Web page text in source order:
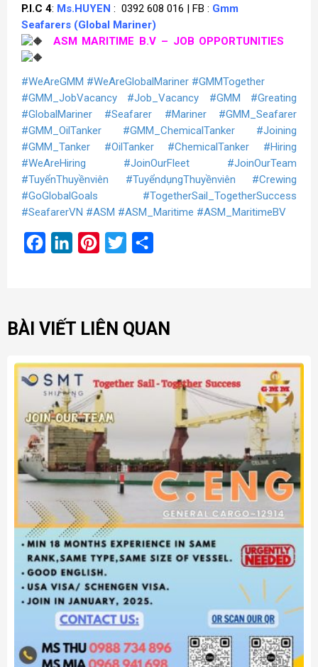
P.I.C 4: Ms.HUYEN : 0392 608 016 | FB : Gmm
Seafarers (Global Mariner)
ASM MARITIME B.V – JOB OPPORTUNITIES
#WeAreGMM #WeAreGlobalMariner #GMMTogether
#GMM_JobVacancy
#Job_Vacancy #GMM
#Greating
#GlobalMariner
#Seafarer #Mariner
#GMM_Seafarer
#GMM_OilTanker
#GMM_ChemicalTanker
#Joining
#GMM_Tanker
#OilTanker #ChemicalTanker
#Hiring
#WeAreHiring
#JoinOurFleet
#JoinOurTeam
#TuyểnThuyềnviên
#TuyểndụngThuyềnviên
#Crewing
#GoGlobalGoals
#TogetherSail_TogetherSuccess
#SeafarerVN #ASM #ASM_Maritime #ASM_MaritimeBV
FacebookLinkedInPinterest
Twitter
BÀI VIẾT LIÊN QUAN